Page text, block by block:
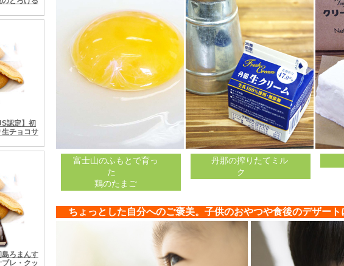
富士山のふもとで育っ
た
鶏のたまご
丹那の搾りたてミル
ク
ちょっとした自分へのご褒美。子供のおやつや食後のデザート